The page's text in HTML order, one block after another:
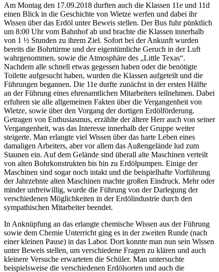
Am Montag den 17.09.2018 durften auch die Klassen 11e und 11d
einen Blick in die Geschichte von Wietze werfen und dabei ihr
Wissen über das Erdöl unter Beweis stellen. Der Bus fuhr pünktlich
um 8:00 Uhr vom Bahnhof ab und brachte die Klassen innerhalb
von 1 ½ Stunden zu ihrem Ziel. Sofort bei der Ankunft wurden
bereits die Bohrtürme und der eigentümliche Geruch in der Luft
wahrgenommen, sowie die Atmosphäre des „Little Texas“.
Nachdem alle schnell etwas gegessen haben oder die benötigte
Toilette aufgesucht haben, wurden die Klassen aufgeteilt und die
Führungen begannen. Die 11e durfte zunächst in der ersten Hälfte
an der Führung eines ehrenamtlichen Mitarbeiters teilnehmen. Dabei
erfuhren sie alle allgemeinen Fakten über die Vergangenheit von
Wietze, sowie über den Vorgang der dortigen Erdölförderung.
Getragen von Enthusiasmus, erzählte der ältere Herr auch von seiner
Vergangenheit, was das Interesse innerhalb der Gruppe weiter
steigerte. Man erlangte viel Wissen über das harte Leben eines
damaligen Arbeiters, aber vor allem das Außengelände lud zum
Staunen ein. Auf dem Gelände sind überall alte Maschinen verteilt
von alten Bohrkonstrukten bis hin zu Erdölpumpen. Einige der
Maschinen sind sogar noch intakt und die beispielhafte Vorführung
der Jahrzehnte alten Maschinen machte großen Eindruck. Mehr oder
minder unfreiwillig, wurde die Führung von der Darlegung der
verschiedenen Möglichkeiten in der Erdölindustrie durch den
sympathischen Mitarbeiter beendet.
In Anknüpfung an das erlangte chemische Wissen aus der Führung
sowie dem Chemie Unterricht ging es in der zweiten Runde (nach
einer kleinen Pause) in das Labor. Dort konnte man nun sein Wissen
unter Beweis stellen, um verschiedene Fragen zu klären und auch
kleinere Versuche erwarteten die Schüler. Man untersuchte
beispielsweise die verschiedenen Erdölsorten und auch die